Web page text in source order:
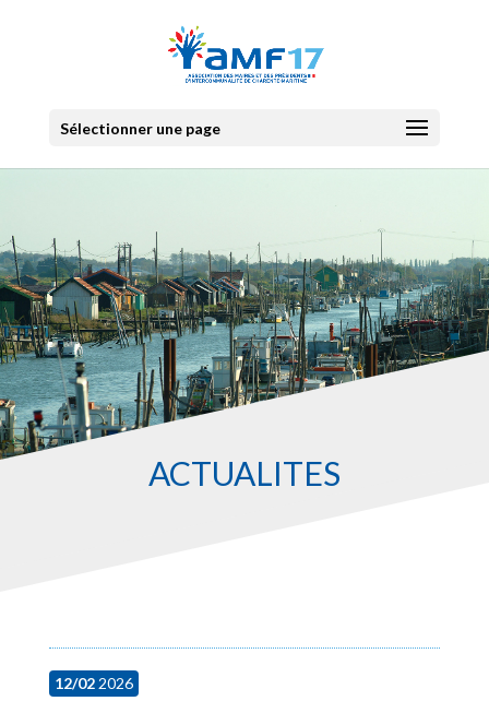
Sélectionner une page
ACTUALITES
12/022026